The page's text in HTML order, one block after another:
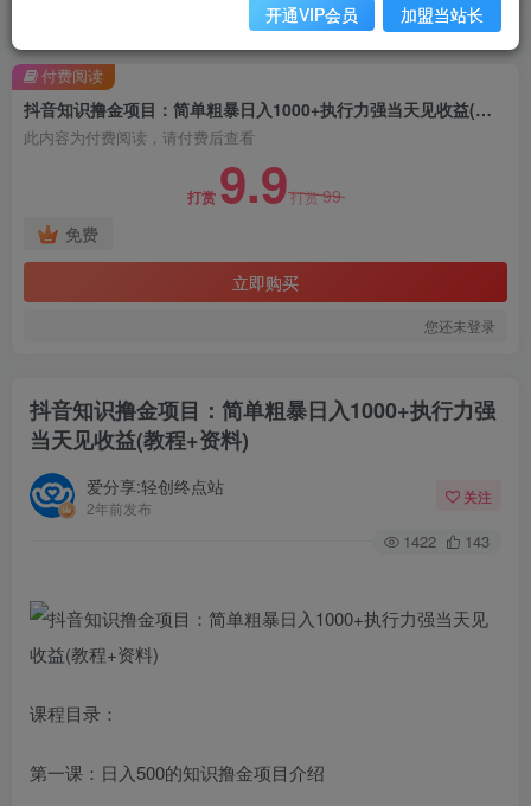
抖音知识撸金项目：简单粗暴日入1000+执行力强当天见收益(教程+资料)
此内容为付费阅读，请付费后查看
打赏 9.9打赏99
免费
立即购买
您还未登录
付费阅读
抖音知识撸金项目：简单粗暴日入1000+执行力强
当天见收益(教程+资料)
爱分享:轻创终点站
2年前发布
关注
1422 143
课程目录：
第一课：日入500的知识撸金项目介绍
开通VIP会员 加盟当站长